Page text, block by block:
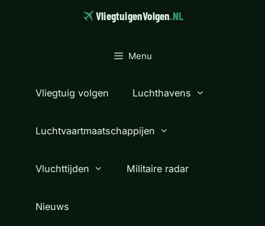
VliegtuigenVolgen.NL
Menu
Vliegtuig volgen Luchthavens
Luchtvaartmaatschappijen
Vluchttijden Militaire radar
Nieuws